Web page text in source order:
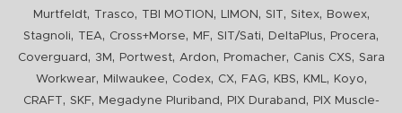
Murtfeldt, Trasco, TBI MOTION , LIMON , SIT, Sitex, Bowex,
Stagnoli, TEA, Cross+Morse, MF, SIT/Sati, DeltaPlus, Procera,
Coverguard , 3M , Portwest, Ardon, Promacher, Canis CXS, Sara
Workwear, Milwaukee, Codex, CX, FAG, KBS, KML, Koyo,
CRAFT, SKF, Megadyne Pluriband , PIX Duraband ,
PIX Muscle-